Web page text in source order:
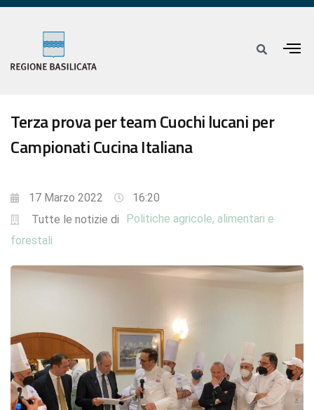
Terza prova per team Cuochi lucani per
Campionati Cucina Italiana
17 Marzo 2022
16:20
Tutte le notizie di
Politiche agricole, alimentari e
forestali